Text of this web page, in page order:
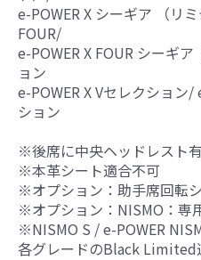
e-POWER X シーギア （リ
FOUR/
e-POWER X FOUR シーギ
ョン
e-POWER X Vセレクション/
ション
※後席に中央ヘッドレスト
※本革シート適合不可
※オプション：助手席回転
※オプション：NISMO：専
※NISMO S / e-POWER
各グレードのBlack Limited